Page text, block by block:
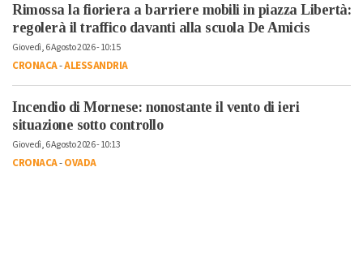
Rimossa la fioriera a barriere mobili in piazza Libertà:
regolerà il traffico davanti alla scuola De Amicis
Giovedì, 6 Agosto 2026 - 10:15
CRONACA-ALESSANDRIA
Incendio di Mornese: nonostante il vento di ieri
situazione sotto controllo
Giovedì, 6 Agosto 2026 - 10:13
CRONACA-OVADA